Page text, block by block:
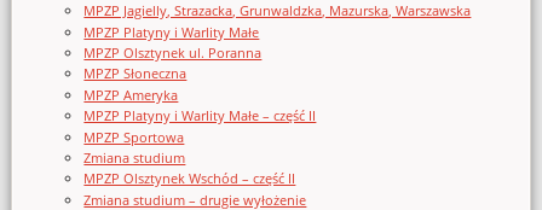
MPZP Jagielly, Strazacka, Grunwaldzka, Mazurska, Warszawska
MPZP Platyny i Warlity Małe
MPZP Olsztynek ul. Poranna
MPZP Słoneczna
MPZP Ameryka
MPZP Platyny i Warlity Małe – część II
MPZP Sportowa
Zmiana studium
MPZP Olsztynek Wschód – część II
Zmiana studium – drugie wyłożenie